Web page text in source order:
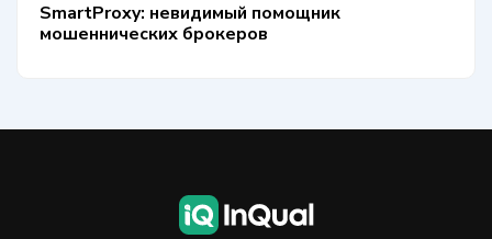
SmartProxy: невидимый помощник
мошеннических брокеров